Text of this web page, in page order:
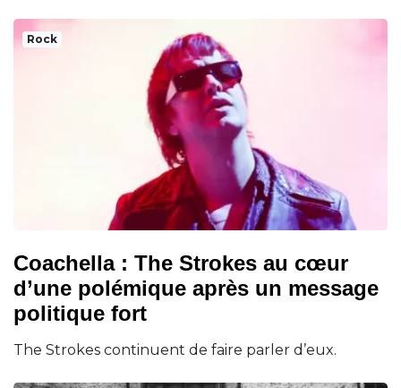
Rock
Coachella : The Strokes au cœur
d’une polémique après un message
politique fort
The Strokes continuent de faire parler d’eux.